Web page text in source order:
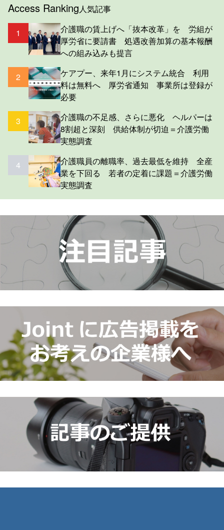
Access Ranking人気記事
1
介護職の賃上げへ「抜本改革」を 労組が
厚労省に要請書 処遇改善加算の基本報酬
への組み込みも提言
2
ケアプー、来年1月にシステム統合 利用
料は無料へ 厚労省通知 事業所は登録が
必要
3
介護職の不足感、さらに悪化 ヘルパーは
8割超と深刻 供給体制が切迫＝介護労働
実態調査
4
介護職員の離職率、過去最低を維持 全産
業を下回る 若者の定着に課題＝介護労働
実態調査